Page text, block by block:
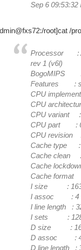
Sep 6
root]cat /
Processor :
rev 1 (v6l)
BogoMIPS :
Features :
CPU
CPU
CPU variant :
CPU part :
CPU revision
Cache type :
Cache clean :
Cache
Cache format
I size :
I assoc : 4
I line length :
I sets :
D size :
D assoc :
D line length :